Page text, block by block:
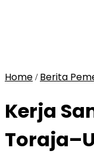
Home / Berita
Kerja